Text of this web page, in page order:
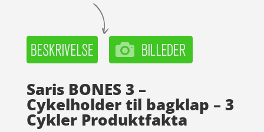
Saris BONES 3 –
Cykelholder til bagklap – 3
Cykler Produktfakta